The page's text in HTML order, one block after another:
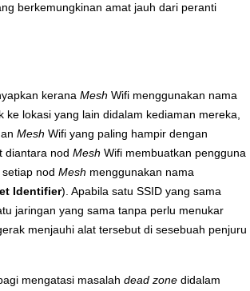
berkemungkinan amat jauh dari peranti
kerana Mesh Wifi menggunakan nama
ke lokasi yang lain didalam kediaman mereka,
Mesh Wifi yang paling hampir dengan
diantara nod Mesh Wifi membuatkan pengguna
nod Mesh menggunakan nama
Identifier). Apabila satu SSID yang sama
jaringan yang sama tanpa perlu menukar
menjauhi alat tersebut di sesebuah penjuru
mengatasi masalah dead zone didalam